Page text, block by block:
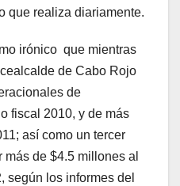
que realiza diariamente.
irónico que mientras
de Cabo Rojo
de
fiscal 2010, y de más
así como un tercer
de $4.5 millones al
según los informes del